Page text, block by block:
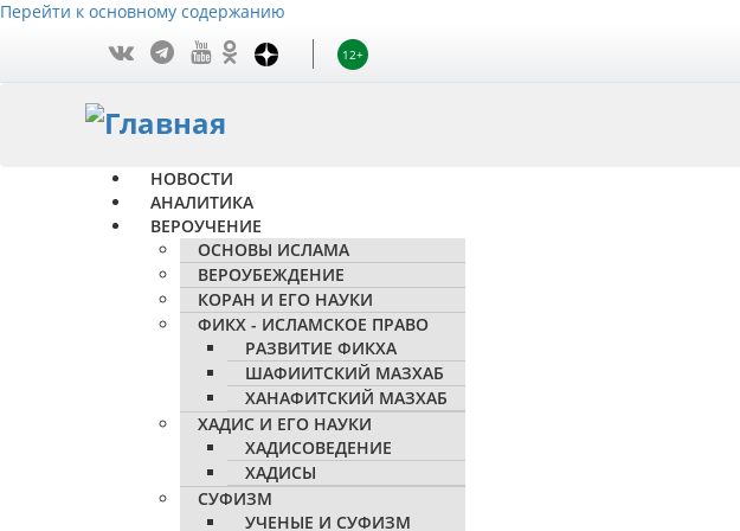
Перейти к основному содержанию
12+
НОВОСТИ
АНАЛИТИКА
ВЕРОУЧЕНИЕ
ОСНОВЫ ИСЛАМА
ВЕРОУБЕЖДЕНИЕ
КОРАН И ЕГО НАУКИ
ФИКХ - ИСЛАМСКОЕ ПРАВО
РАЗВИТИЕ ФИКХА
ШАФИИТСКИЙ МАЗХАБ
ХАНАФИТСКИЙ МАЗХАБ
ХАДИС И ЕГО НАУКИ
ХАДИСОВЕДЕНИЕ
ХАДИСЫ
СУФИЗМ
УЧЕНЫЕ И СУФИЗМ